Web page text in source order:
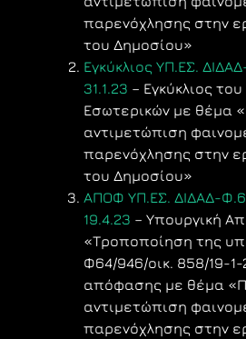
παρενόχλησης στην
του Δημοσίου»
Εγκύκλιος ΥΠ.ΕΣ.
31.1.23 – Εγκύκλιος
Εσωτερικών με θέμα
αντιμετώπιση
παρενόχλησης στην
του Δημοσίου»
ΑΠΟΦ ΥΠ.ΕΣ. ΔΙΔΑΔ-
19.4.23 – Υπουργική
«Τροποποίηση της
Φ64/946/οικ. 858/19-1-
απόφασης με θέμα
αντιμετώπιση
παρενόχλησης στην